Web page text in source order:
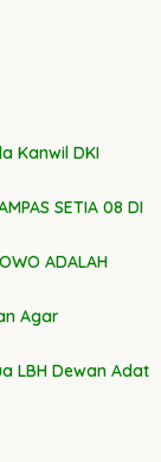
Kanwil DKI
SETIA 08 DI
ADALAH
Agar
LBH Dewan Adat